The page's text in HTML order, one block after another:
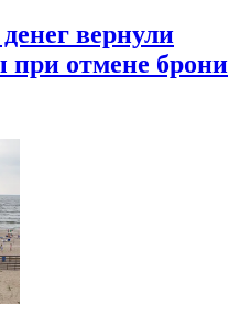
вернули
при отмене брони